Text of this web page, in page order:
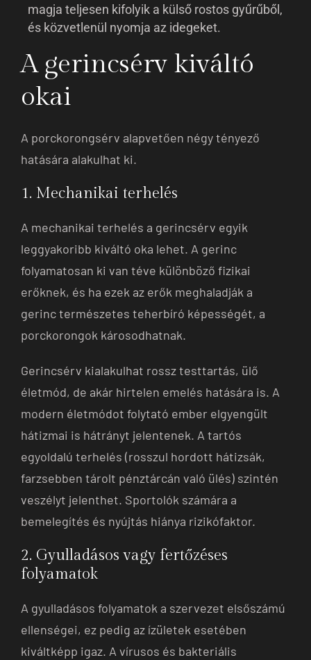
magja teljesen kifolyik a külső rostos gyűrűből,
és közvetlenül nyomja az idegeket.
A gerincsérv kiváltó
okai
A porckorongsérv alapvetően négy tényező
hatására alakulhat ki.
1. Mechanikai terhelés
A mechanikai terhelés a gerincsérv egyik
leggyakoribb kiváltó oka lehet. A gerinc
folyamatosan ki van téve különböző fizikai
erőknek, és ha ezek az erők meghaladják a
gerinc természetes teherbíró képességét, a
porckorongok károsodhatnak.
Gerincsérv kialakulhat rossz testtartás, ülő
életmód, de akár hirtelen emelés hatására is. A
modern életmódot folytató ember elgyengült
hátizmai is hátrányt jelentenek. A tartós
egyoldalú terhelés (rosszul hordott hátizsák,
farzsebben tárolt pénztárcán való ülés) szintén
veszélyt jelenthet. Sportolók számára a
bemelegítés és nyújtás hiánya rizikófaktor.
2. Gyulladásos vagy fertőzéses
folyamatok
A gyulladásos folyamatok a szervezet elsőszámú
ellenségei, ez pedig az ízületek esetében
kiváltképp igaz. A vírusos és bakteriális